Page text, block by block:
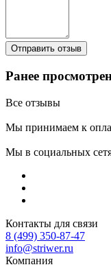
Ранее
Все отзывы
Мы принимаем к
Мы в социальных
Контакты для связи
8 (499) 350-87-47
info@striwer.ru
Компания